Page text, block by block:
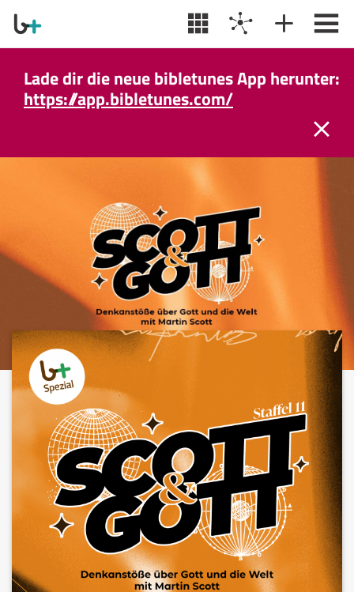
Lade dir die neue bibletunes App herunter:
https://app.bibletunes.com/